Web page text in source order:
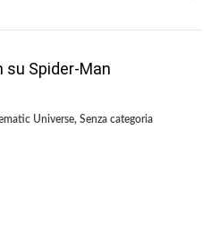
su Spider-Man
Universe, Senza categoria